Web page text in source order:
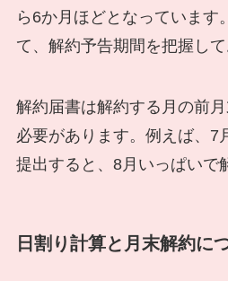
ら6か月ほどとなっています
て、解約予告期間を把握して
解約届書は解約する月の前
必要があります。例えば、7
提出すると、8月いっぱいで
日割り計算と月末解約に